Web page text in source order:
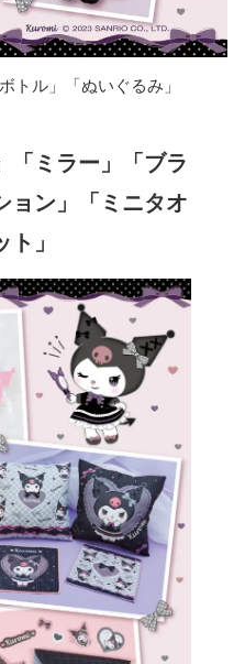
トル」「ぬいぐるみ」
「ミラー」「ブラ
ョン」「ミニタオ
」